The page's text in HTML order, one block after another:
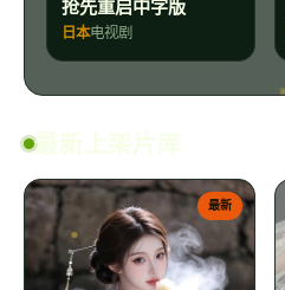
抢先重启中字版
日本电视剧
最新上架片库
最新